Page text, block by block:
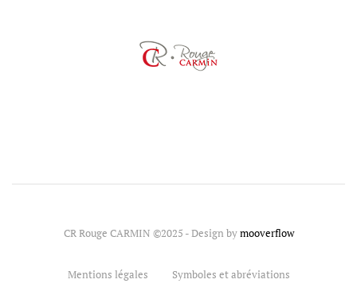
CR Rouge CARMIN ©2025 - Design bymooverflow
Mentions légales Symboles et abréviations